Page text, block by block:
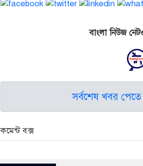
বাংলা নিউজ
সর্বশেষ খবর
কমেন্ট বক্স